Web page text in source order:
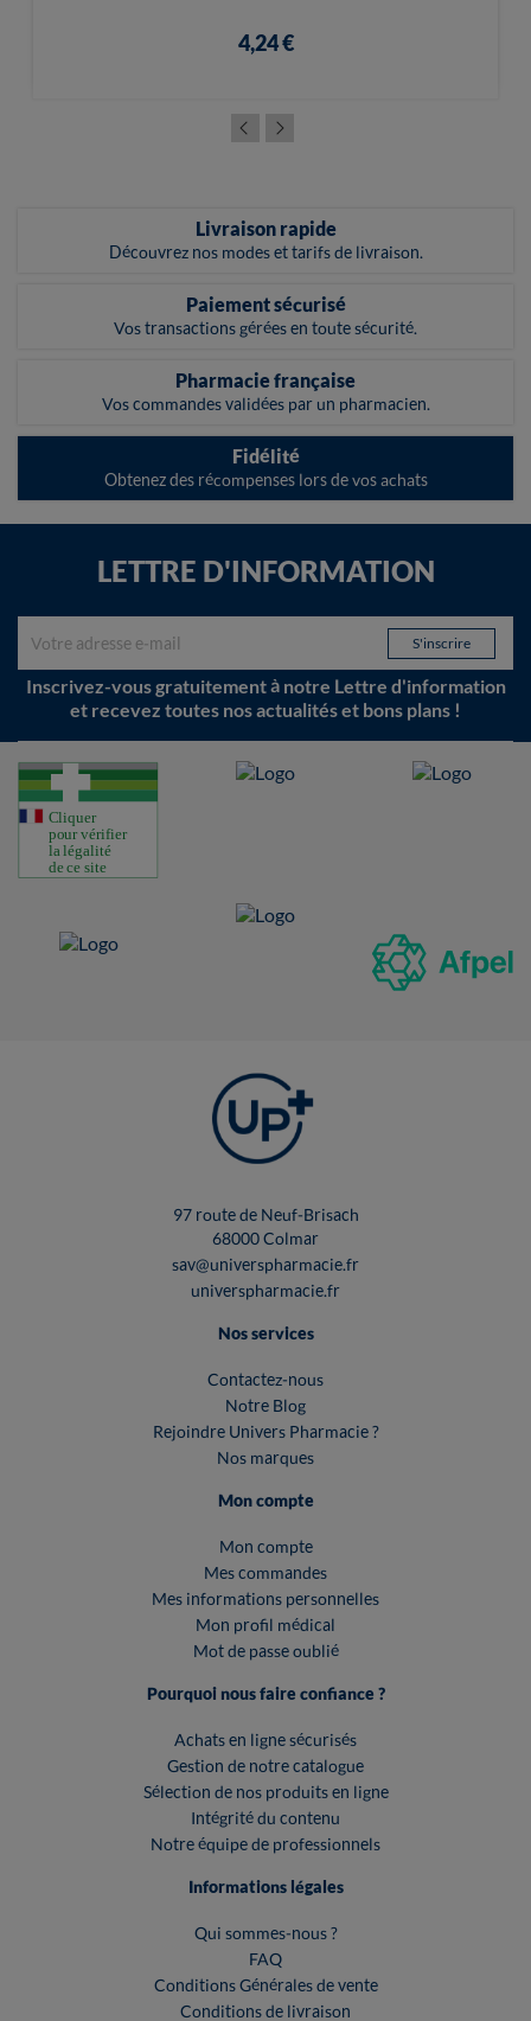
4,24 €
Livraison rapide
Découvrez nos modes et tarifs de livraison.
Paiement sécurisé
Vos transactions gérées en toute sécurité.
Pharmacie française
Vos commandes validées par un pharmacien.
Fidélité
Obtenez des récompenses lors de vos achats
LETTRE D'INFORMATION
Inscrivez-vous gratuitement à notre Lettre d'information
et recevez toutes nos actualités et bons plans !
97 route de Neuf-Brisach
68000 Colmar
sav@universpharmacie.fr
universpharmacie.fr
Nos services
Contactez-nous
Notre Blog
Rejoindre Univers Pharmacie ?
Nos marques
Mon compte
Mon compte
Mes commandes
Mes informations personnelles
Mon profil médical
Mot de passe oublié
Pourquoi nous faire confiance ?
Achats en ligne sécurisés
Gestion de notre catalogue
Sélection de nos produits en ligne
Intégrité du contenu
Notre équipe de professionnels
Informations légales
Qui sommes-nous ?
FAQ
Conditions Générales de vente
Conditions de livraison